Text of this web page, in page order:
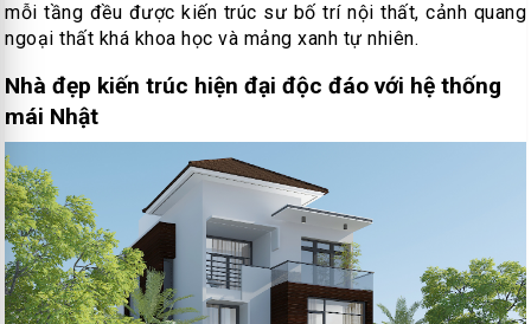
mỗi tầng đều được kiến trúc sư bố trí nội thất, cảnh quang
ngoại thất khá khoa học và mảng xanh tự nhiên.
Nhà đẹp kiến trúc hiện đại độc đáo với hệ thống
mái Nhật